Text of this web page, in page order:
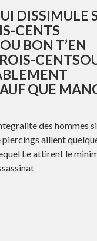
DISSIMULE
CENTS
BON T’EN
QUE
des hommes
piercings aillent
Le attirent le